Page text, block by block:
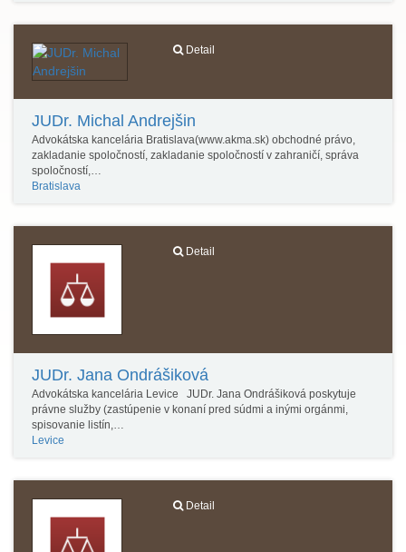
Detail
JUDr. Michal Andrejšin
Advokátska kancelária Bratislava(www.akma.sk) obchodné právo,
zakladanie spoločností, zakladanie spoločností v zahraničí, správa
spoločností,…
Bratislava
Detail
JUDr. Jana Ondrášiková
Advokátska kancelária Levice JUDr. Jana Ondrášiková poskytuje
právne služby (zastúpenie v konaní pred súdmi a inými orgánmi,
spisovanie listín,…
Levice
Detail